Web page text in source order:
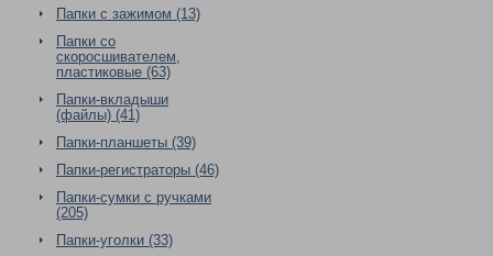
Папки с зажимом (13)
Папки со
скоросшивателем,
пластиковые (63)
Папки-вкладыши
(файлы) (41)
Папки-планшеты (39)
Папки-регистраторы (46)
Папки-сумки с ручками
(205)
Папки-уголки (33)